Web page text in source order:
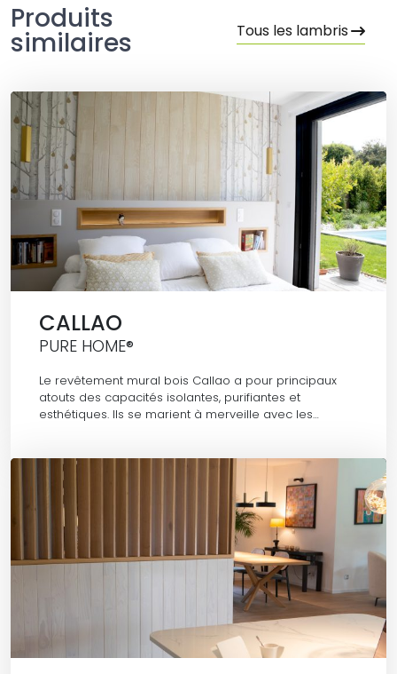
Produits
similaires Tous les lambris
CALLAO
PURE HOME®
Le revêtement mural bois Callao a pour principaux
atouts des capacités isolantes, purifiantes et
esthétiques. Ils se marient à merveille avec les…